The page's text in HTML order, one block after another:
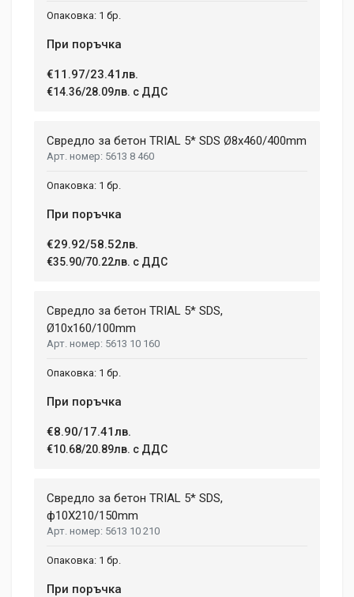
1 бр.
При поръчка
€11.97/23.41лв.
€14.36/28.09лв. с ДДС
Свредло за бетон TRIAL 5* SDS Ø8x460/400mm
5613 8 460
1 бр.
При поръчка
€29.92/58.52лв.
€35.90/70.22лв. с ДДС
Свредло за бетон TRIAL 5* SDS,
Ø10x160/100mm
5613 10 160
1 бр.
При поръчка
€8.90/17.41лв.
€10.68/20.89лв. с ДДС
Свредло за бетон TRIAL 5* SDS,
ф10X210/150mm
5613 10 210
1 бр.
При поръчка